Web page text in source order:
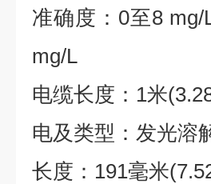
准确度：0至8
mg/L
电缆长度：1米
电及类型：发光溶
长度：191毫米